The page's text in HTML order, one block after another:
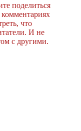
поделиться
что
И не
с другими.